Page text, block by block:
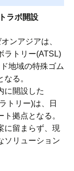
ラボ開設
ンアジアは、
ラトリー(ATSL)
地域の特殊ゴム
る。
に開設した
トリー)は、日
拠点となる。
に留まらず、現
ソリューション